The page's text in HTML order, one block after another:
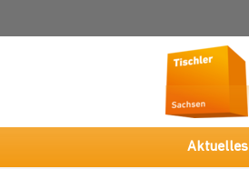
Aktuelles